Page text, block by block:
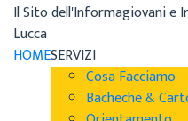
Il Sito dell'Informagiovani e
Lucca
HOMESERVIZI
Cosa Facciamo
Bacheche &